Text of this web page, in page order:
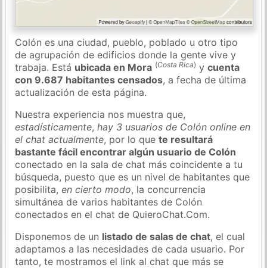
Colón es una ciudad, pueblo, poblado u otro tipo
de agrupación de edificios donde la gente vive y
trabaja. Está ubicada en Mora (Costa Rica) ycuenta
con 9.687 habitantes censados, a fecha de última
actualización de esta página.
Nuestra experiencia nos muestra que,
estadísticamente,hay 3 usuarios de Colón online en
el chat actualmente, por lo quete resultará
bastante fácil encontrar algún usuario de Colón
conectado en la sala de chat más coincidente a tu
búsqueda, puesto que es un nivel de habitantes que
posibilita,en cierto modo, la concurrencia
simultánea de varios habitantes de Colón
conectados en el chat de QuieroChat.Com.
Disponemos de un listado de salas de chat, el cual
adaptamos a las necesidades de cada usuario. Por
tanto, te mostramos el link al chat que más se